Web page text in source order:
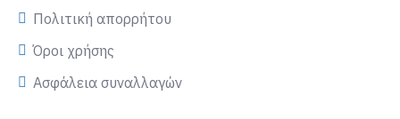
Πολιτική απορρήτου
Όροι χρήσης
Ασφάλεια συναλλαγών